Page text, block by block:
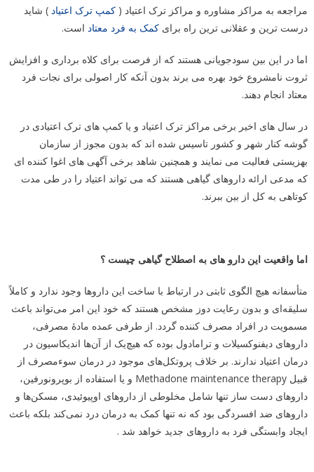
مراجعه به مراکز مشاوره و مراکز ترک اعتیاد ( کمپ ترک اعتیاد ) شاید
درست ترین و عقلانی ترین راه برای کمک به فرد معتاد است.
اما در این بین سودجویانی هستند که از فرصت برای کلاه برداری و افزایش
ثروت نامشروع خود بهره می برند بدون آنکه کار اصولی برای نجات فرد
معتاد انجام دهند.
در سال های اخیر برخی مراکز ترک اعتیاد و یا کمپ های ترک اعتیادی در
گوشه کنار شهر و کشور تاسیس شده اند که بدون مجوز از سازمان
بهزیستی فعالیت می نمایند و همچنین شاهد برخی آگهی های اغوا کننده ای
که مدعی ارائه داروهای گیاهی هستند که می تواند اعتیاد را در طی مدت
کوتاهی به کل از بین ببرند.
اما واقعیت این دارو های به اصطلاح گیاهی چیست ؟
متأسفانه هیچ الگوی ثابتی در ارتباط با ساخت این داروها وجود ندارد و کاملاً
سلیقه‌ای و بدون رعایت دوز مشخص هستند که خود این امر می‌تواند باعث
مسمویت در افراد مصرف کننده گردد. از طرفی عمده مادۀ مصرفی،
داروهای دیفنوکسیلات و ترامادول بوده که هیچ‌یک از آن‌ها اندیکاسیون در
درمان اعتیاد ندارند. بر خلاف پروتکل‌های موجود در درمان سوءمصرف از
قبیل Methadone maintenance therapy و یا استفاده از بوپرونورفین،
داروهای دست ساز تنها شامل مخلوطی از داروهای اوپیوئیدی، مسکن‌ها و
داروهای ضد افسردگی بود که نه تنها کمک به درمان درد نمی‌کند بلکه باعث
ایجاد وابستگی فرد به داروهای جدید خواهد شد .